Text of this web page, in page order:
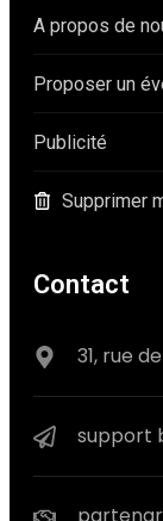
A propos de
Proposer un
Publicité
Supprimer
Contact
31, rue
support